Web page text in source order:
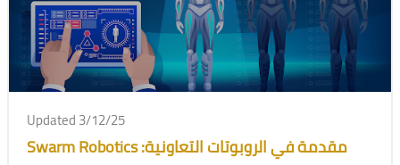
Updated 3/12/25
Swarm Robotics :مقدمة في الروبوتات التعاونية